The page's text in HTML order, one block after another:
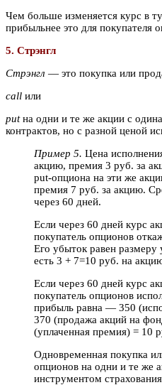
Чем больше изменяется курс в
прибыльнее это для покупателя
5. Стрэнгл
Стрэнгл — это покупка или
call или
putна одни и те же акции с
контрактов, но с разной ценой
Пример 5. Цена
акцию, премия 3 руб. за
put-опциона на эти же
премия 7 руб. за акцию.
через 60 дней.
Если через 60 дней курс
покупатель опционов
Его убыток равен размеру
есть 3 + 7=10 руб. на
Если через 60 дней курс
покупатель опционов
прибыль равна — 350
370 (продажа акций на
(уплаченная премия) = 10
Одновременная покупка
опционов на одни и те же
инструментом